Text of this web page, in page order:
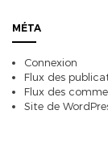
MÉTA
Connexion
Flux des
Flux des
Site de